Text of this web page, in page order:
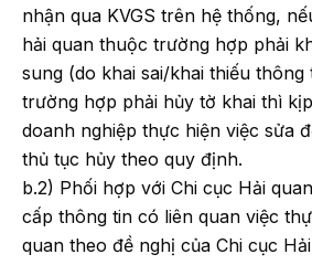
nhận qua KVGS trên hệ thống,
hải quan thuộc trường hợp phải
sung (do khai sai/khai thiếu thông
trường hợp phải hủy tờ khai thì
doanh nghiệp thực hiện việc sửa
thủ tục hủy theo quy định.
b.2) Phối hợp với Chi cục Hải
cấp thông tin có liên quan việc
quan theo đề nghị của Chi cục